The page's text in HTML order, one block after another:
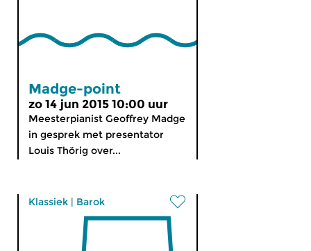
Madge-point
zo 14 jun 2015 10:00 uur
Meesterpianist Geoffrey Madge
in gesprek met presentator
Louis Thörig over...
Klassiek | Barok